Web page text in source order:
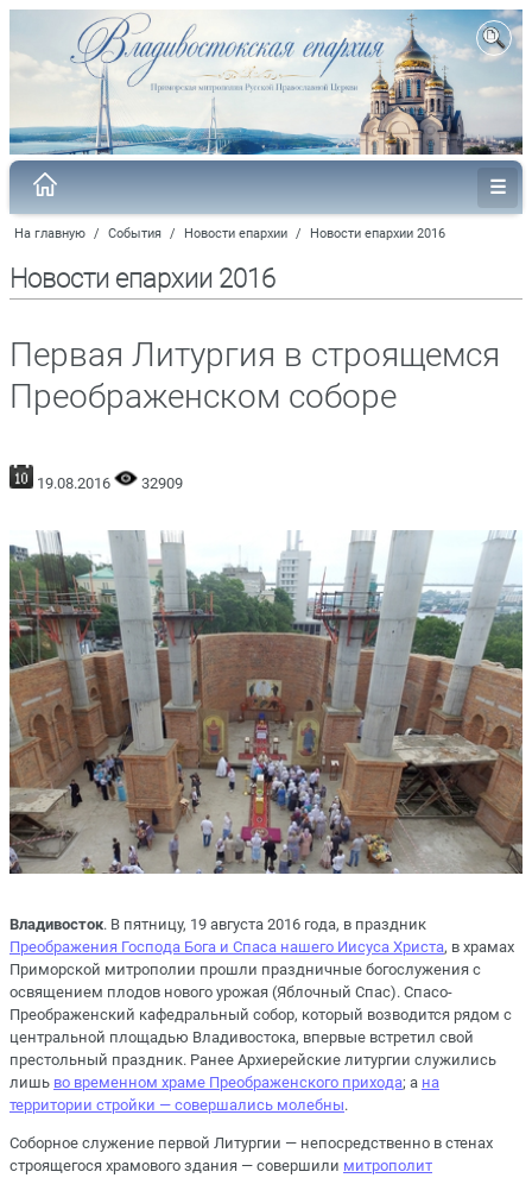
На главную / События / Новости епархии / Новости епархии 2016
Новости епархии 2016
Первая Литургия в строящемся
Преображенском соборе
19.08.2016 32909
Владивосток. В пятницу, 19 августа 2016 года, в праздник
Преображения Господа Бога и Спаса нашего Иисуса Христа, в храмах
Приморской митрополии прошли праздничные богослужения с
освящением плодов нового урожая (Яблочный Спас). Спасо-
Преображенский кафедральный собор, который возводится рядом с
центральной площадью Владивостока, впервые встретил свой
престольный праздник. Ранее Архиерейские литургии служились
лишь во временном храме Преображенского прихода; а на
территории стройки — совершались молебны.
Соборное служение первой Литургии — непосредственно в стенах
строящегося храмового здания — совершили митрополит